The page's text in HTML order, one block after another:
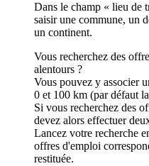
Dans le champ « lieu de
saisir une commune, un
un continent.
Vous recherchez des
alentours ?
Vous pouvez y associer
0 et 100 km (par défaut
Si vous recherchez des
devez alors effectuer
Lancez votre recherche
offres d'emploi
restituée.